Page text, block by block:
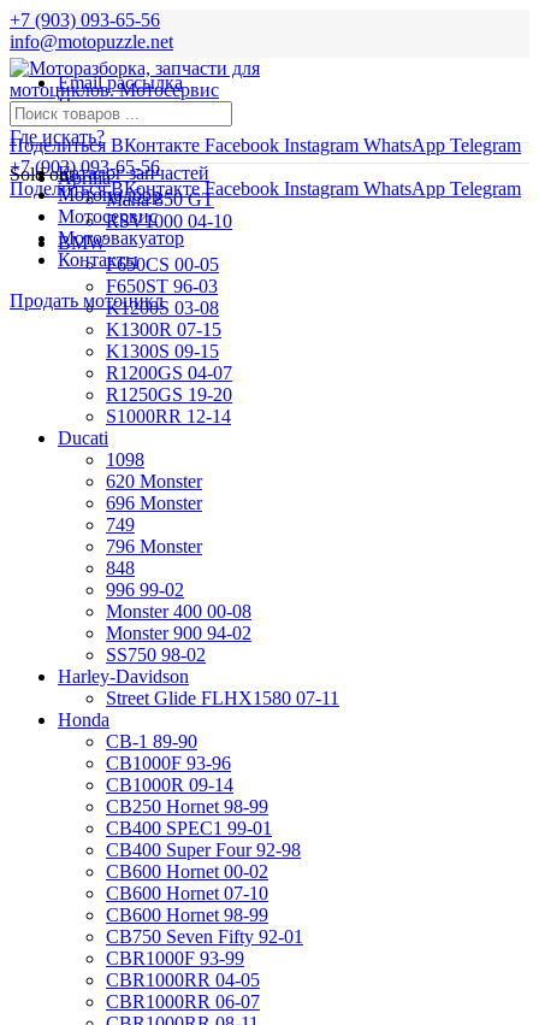
+7 (903) 093-65-56
info@motopuzzle.net
Email рассылка
Новости
Поделиться ВКонтакте Facebook Instagram WhatsApp Telegram
+7 (903) 093-65-56
Поделиться ВКонтакте Facebook Instagram WhatsApp Telegram
Где искать?
Aprilia
Mana 850 GT
RSV1000 04-10
BMW
F650CS 00-05
F650ST 96-03
K1200S 03-08
K1300R 07-15
K1300S 09-15
R1200GS 04-07
R1250GS 19-20
S1000RR 12-14
Ducati
1098
620 Monster
696 Monster
749
796 Monster
848
996 99-02
Monster 400 00-08
Monster 900 94-02
SS750 98-02
Harley-Davidson
Street Glide FLHX1580 07-11
Honda
CB-1 89-90
CB1000F 93-96
CB1000R 09-14
CB250 Hornet 98-99
CB400 SPEC1 99-01
CB400 Super Four 92-98
CB600 Hornet 00-02
CB600 Hornet 07-10
CB600 Hornet 98-99
CB750 Seven Fifty 92-01
CBR1000F 93-99
CBR1000RR 04-05
CBR1000RR 06-07
Каталог запчастей
Мотоподбор
Мотосервис
Мотоэвакуатор
Контакты
Продать мотоцикл
Sold out